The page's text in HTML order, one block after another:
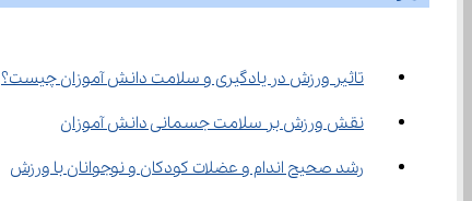
تاثیر ورزش در یادگیری و سلامت دانش آموزان چیست؟
نقش ورزش بر سلامت جسمانی دانش آموزان
رشد صحیح اندام و عضلات کودکان و نوجوانان با ورزش